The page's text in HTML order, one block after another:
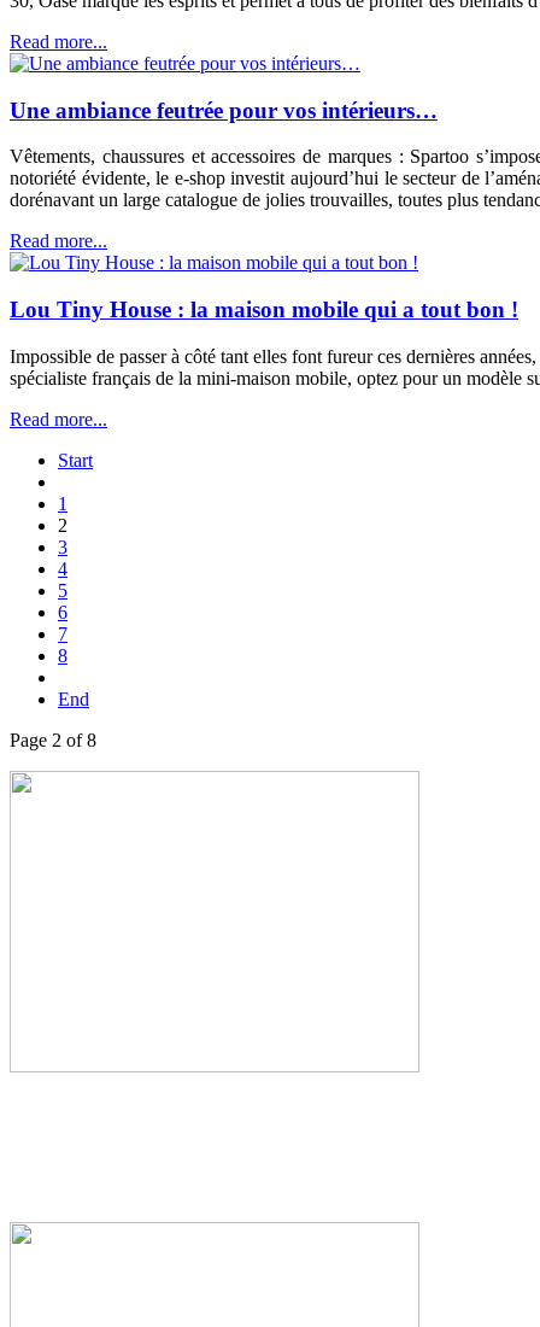
Read more...
Une ambiance feutrée pour vos intérieurs…
Vêtements, chaussures et accessoires de marques : Spartoo
notoriété évidente, le e-shop investit aujourd’hui le secteur de
dorénavant un large catalogue de jolies trouvailles, toutes plus
Read more...
Lou Tiny House : la maison mobile qui a tout bon !
Impossible de passer à côté tant elles font fureur ces dernières
spécialiste français de la mini-maison mobile, optez pour un modèle
Read more...
Start
1
2
3
4
5
6
7
8
End
Page 2 of 8